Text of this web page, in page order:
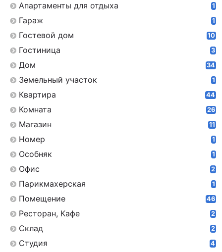
Апартаменты для отдыха 1
Гараж 1
Гостевой дом 10
Гостиница 3
Дом 34
Земельный участок 1
Квартира 44
Комната 26
Магазин 11
Номер 1
Особняк 1
Офис 2
Парикмахерская 1
Помещение 46
Ресторан, Кафе 2
Склад 2
Студия 4